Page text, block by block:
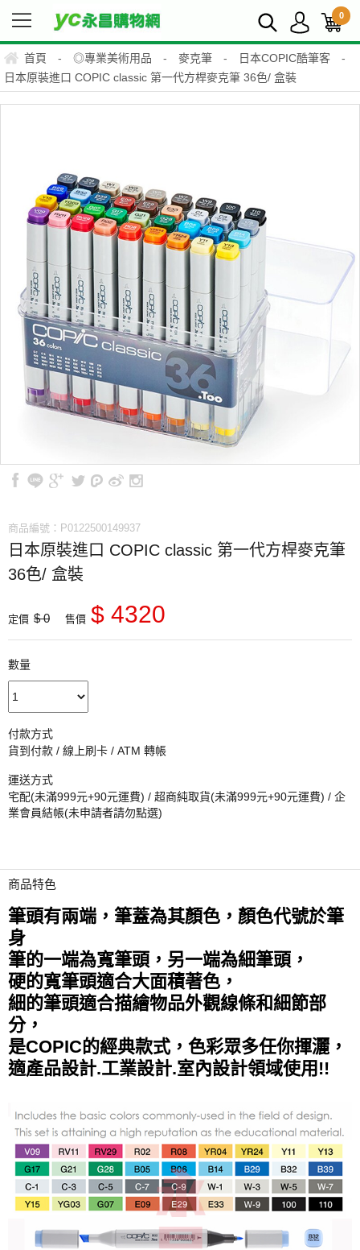
0
首頁 - ◎專業美術用品 - 麥克筆 - 日本COPIC酷筆客
-
日本原裝進口 COPIC classic 第一代方桿麥克筆 36色/ 盒裝
商品編號：P0122500149937
日本原裝進口 COPIC classic 第一代方桿麥克筆
36色/ 盒裝
定價 $ 0 售價 $ 4320
數量
付款方式
貨到付款 / 線上刷卡 / ATM 轉帳
運送方式
宅配(未滿999元+90元運費) / 超商純取貨(未滿999元+90元運費) / 企
業會員結帳(未申請者請勿點選)
商品特色
筆頭有兩端，筆蓋為其顏色，顏色代號於筆
身
筆的一端為寬筆頭，另一端為細筆頭，
硬的寬筆頭適合大面積著色，
細的筆頭適合描繪物品外觀線條和細節部
分，
是COPIC的經典款式，色彩眾多任你揮灑，
適產品設計.工業設計.室內設計領域使用!!